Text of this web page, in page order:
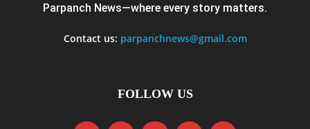
Parpanch News—where every story matters.
Contact us: parpanchnews@gmail.com
FOLLOW US